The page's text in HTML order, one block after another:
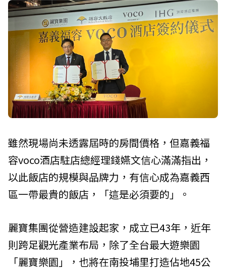
雖然現場尚未透露屆時的房間價格，但嘉義福
容voco酒店駐店總經理錢嬿文信心滿滿指出，
以此飯店的規模與品牌力，有信心成為嘉義西
區一帶最貴的飯店，「這是必須要的」。
麗寶集團從營造建設起家，成立已43年，近年
則跨足觀光產業布局，除了全台最大遊樂園
「麗寶樂園」，也將在南投埔里打造佔地45公